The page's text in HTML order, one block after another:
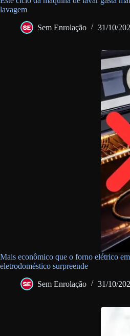
lavagem
Sem Enrolação 31/10/
Mais econômico que o forno elétrico
eletrodoméstico surpreende
Sem Enrolação 31/10/